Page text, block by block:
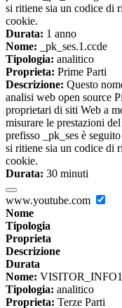
si ritiene sia un codice di
cookie.
Durata: 1 anno
Nome: _pk_ses.1.ccde
Tipologia: analitico
Proprieta: Prime Parti
Descrizione: Questo
analisi web open source
proprietari di siti Web a
misurare le prestazioni
prefisso _pk_ses è
si ritiene sia un codice di
cookie.
Durata: 30 minuti
www.youtube.com
Nome
Tipologia
Proprieta
Descrizione
Durata
Nome:
Tipologia: analitico
Proprieta: Terze Parti